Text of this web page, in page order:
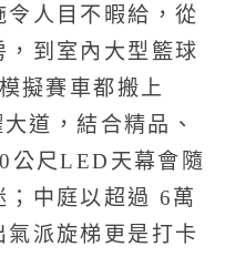
令人目不暇給，從
到室內大型籃球
擬賽車都搬上
道，結合精品、
公尺LED天幕會隨
；中庭以超過 6萬
派旋梯更是打卡